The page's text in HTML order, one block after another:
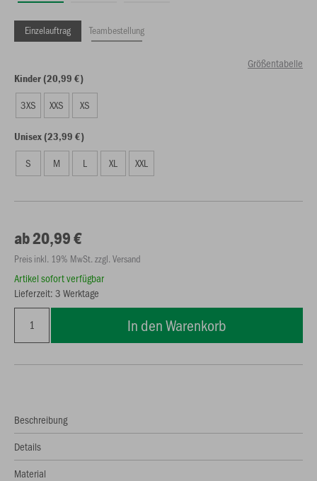
Einzelauftrag Teambestellung
Größentabelle
Kinder (20,99 €)
3XS XXS XS
Unisex (23,99 €)
S M L XL XXL
ab 20,99 €
Preis inkl. 19% MwSt. zzgl. Versand
Artikel sofort verfügbar
Lieferzeit: 3 Werktage
In den Warenkorb
Beschreibung
Details
Material